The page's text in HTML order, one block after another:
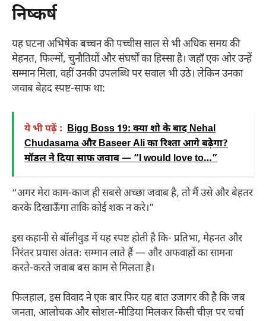
निष्कर्ष
यह घटना अभिषेक बच्चन की पच्चीस साल से भी अधिक समय की
मेहनत, फिल्मों, चुनौतियों और संघर्षों का हिस्सा है। जहाँ एक ओर उन्हें
सम्मान मिला, वहीं उनकी उपलब्धि पर सवाल भी उठे। लेकिन उनका
जवाब बेहद स्पष्ट-साफ था:
ये भी पढ़ें : Bigg Boss 19: क्या शो के बाद Nehal
Chudasama और Baseer Ali का रिश्ता आगे बढ़ेगा?
मॉडल ने दिया साफ जवाब — “I would love to…”
“अगर मेरा काम-काज ही सबसे अच्छा जवाब है, तो मैं उसे और बेहतर
करके दिखाऊँगा ताकि कोई शक न करे।”
इस कहानी से बॉलीवुड में यह स्पष्ट होती है कि- प्रतिभा, मेहनत और
निरंतर प्रयास अंततः सम्मान लाते हैं — और अफवाहों का सामना
करते-करते जवाब बस काम से मिलता है।
फिलहाल, इस विवाद ने एक बार फिर यह बात उजागर की है कि जब
जनता, आलोचक और सोशल-मीडिया मिलकर किसी चीज़ पर चर्चा